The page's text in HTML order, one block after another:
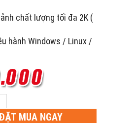
chất lượng tối đa 2K (
hành Windows / Linux /
MUA NGAY